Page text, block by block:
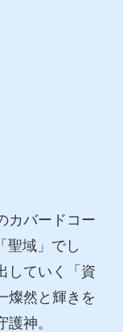
カバードコー
聖域」でし
していく「資
燦然と輝きを
神。